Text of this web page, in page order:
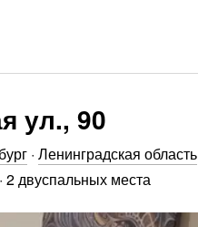
ул., 90
· Ленинградская область
· 2 двуспальных места